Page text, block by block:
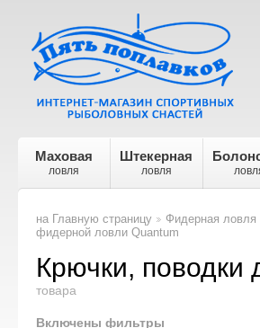
Маховая
ловля
Штекерная
ловля
на Главную страницу
>
Фидерная ловля
фидерной ловли Quantum
Крючки,
товара
Включены фильтры